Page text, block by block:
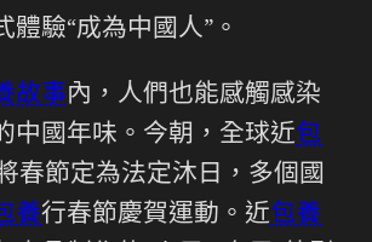
體驗“成為中國人”。
故事內，人們也能感觸感染
中國年味。今朝，全球近包
春節定為法定沐日，多個國
養行春節慶賀運動。近包養